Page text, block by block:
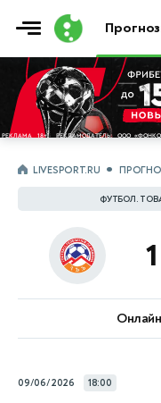
LIVESPORT.RU
ФУТБОЛ.
1
Онлайн
09/06/2026 18:00